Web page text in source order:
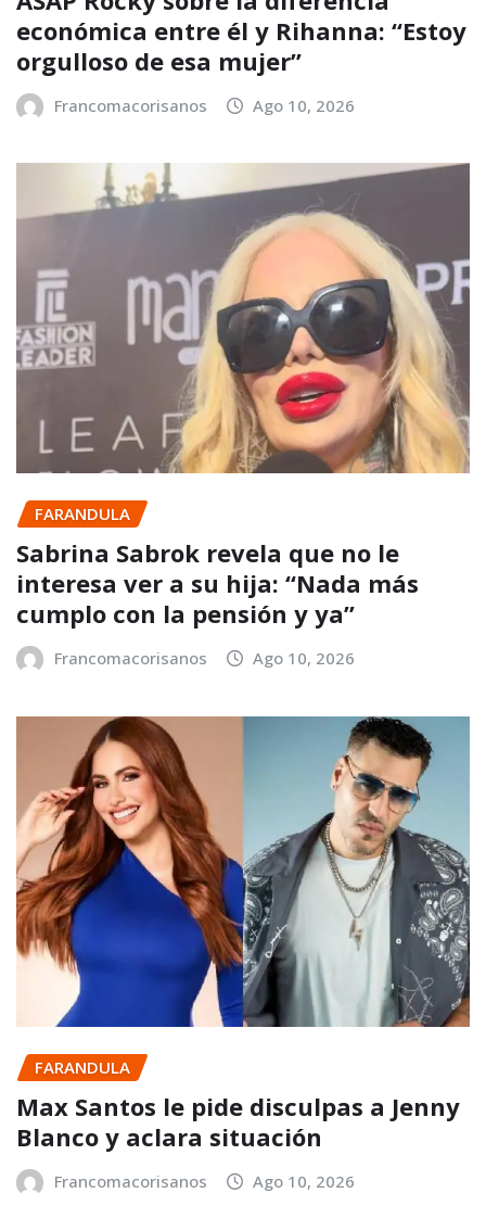
económica entre él y Rihanna: “Estoy
orgulloso de esa mujer”
Francomacorisanos Ago 10, 2026
FARANDULA
Sabrina Sabrok revela que no le
interesa ver a su hija: “Nada más
cumplo con la pensión y ya”
Francomacorisanos Ago 10, 2026
FARANDULA
Max Santos le pide disculpas a Jenny
Blanco y aclara situación
Francomacorisanos Ago 10, 2026